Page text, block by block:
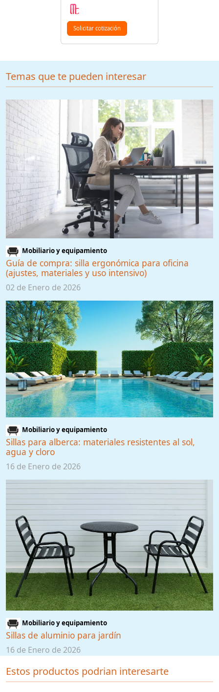
Solicitar cotización
Temas que te pueden interesar
Mobiliario y equipamiento
Guía de compra: silla ergonómica para oficina
(ajustes, materiales y uso intensivo)
02 de Enero de 2026
Mobiliario y equipamiento
Sillas para alberca: materiales resistentes al sol,
agua y cloro
16 de Enero de 2026
Mobiliario y equipamiento
Sillas de aluminio para jardín
16 de Enero de 2026
Estos productos podrian interesarte